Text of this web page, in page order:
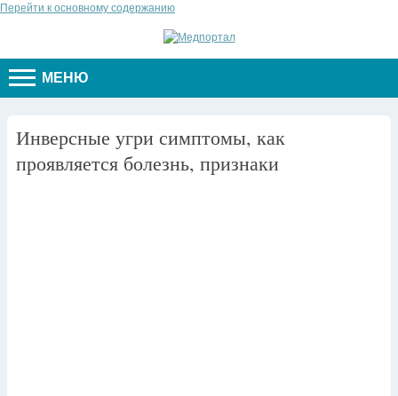
Перейти к основному содержанию
МЕНЮ
Инверсные угри симптомы, как
проявляется болезнь, признаки